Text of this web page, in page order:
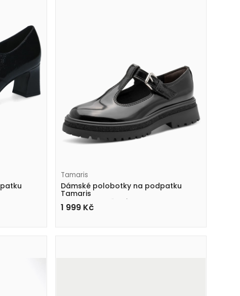
Tamaris
Dámské polobotky na podpatku
Tamaris
1-24324-45 001 černé
1 999 Kč